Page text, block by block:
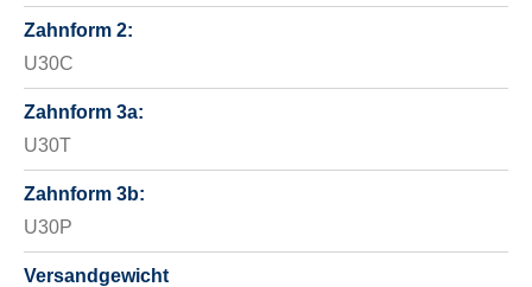
Zahnform 2:
U30C
Zahnform 3a:
U30T
Zahnform 3b:
U30P
Versandgewicht